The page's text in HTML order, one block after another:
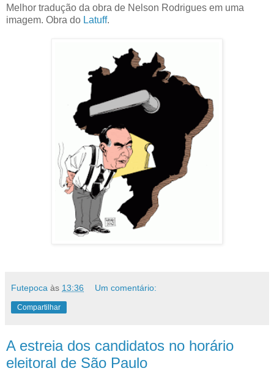
Melhor tradução da obra de Nelson Rodrigues em uma
imagem. Obra do Latuff.
Futepoca às 13:36 Um comentário:
Compartilhar
A estreia dos candidatos no horário
eleitoral de São Paulo